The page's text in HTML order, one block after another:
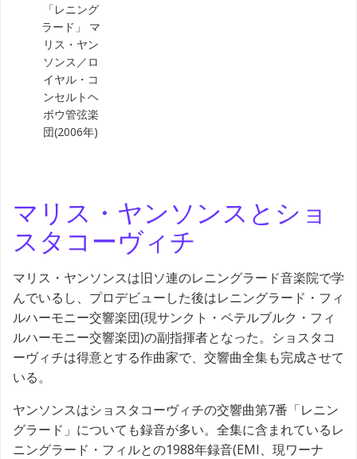
「レニング
ラード」 マ
リス・ヤン
ソンス／ロ
イヤル・コ
ンセルトヘ
ボウ管弦楽
団(2006年)
マリス・ヤンソンスとショ
スタコーヴィチ
マリス・ヤンソンスは旧ソ連のレニングラード音楽院で学
んでいるし、プロデビューした後はレニングラード・フィ
ルハーモニー交響楽団(現サンクト・ペテルブルク・フィ
ルハーモニー交響楽団)の副指揮者となった。ショスタコ
ーヴィチは得意とする作曲家で、交響曲全集も完成させて
いる。
ヤンソンスはショスタコーヴィチの交響曲第7番「レニン
グラード」についても録音が多い。全集に含まれているレ
ニングラード・フィルとの1988年録音(EMI、現ワーナ